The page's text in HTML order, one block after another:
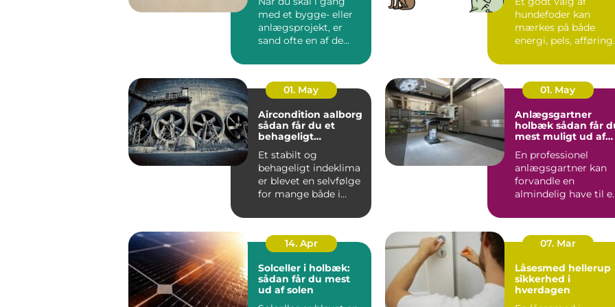
med et bygge- eller
anlægsprojekt, er
sand ofte en af de
Uan...
hundefoder kan
mærkes på både
energi, pels, afføring
hundeejere ople...
01. May
Aircondition aalborg
sådan får du et
behageligt
Et stabilt og
behageligt indeklima
er blevet en selvfølge
for mange både i
kontorer, ...
01. May
Anlægsgartner
holbæk sådan får du
mest muligt ud af
En professionel
anlægsgartner kan
forvandle en
almindelig have til
uderum, der både...
14. Apr
Solceller i holbæk:
sådan får du mest
ud af solen
07. Mar
Låsesmed hellerup
sikkerhed i
hverdagen